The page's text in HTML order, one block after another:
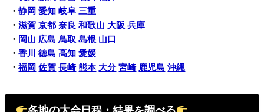
・静岡 愛知 岐阜 三重
・滋賀 京都 奈良 和歌山 大阪 兵庫
・ 岡山 広島 鳥取 島根 山口
・香川 徳島 高知 愛媛
・福岡 佐賀 長崎 熊本 大分 宮崎 鹿児島 沖縄